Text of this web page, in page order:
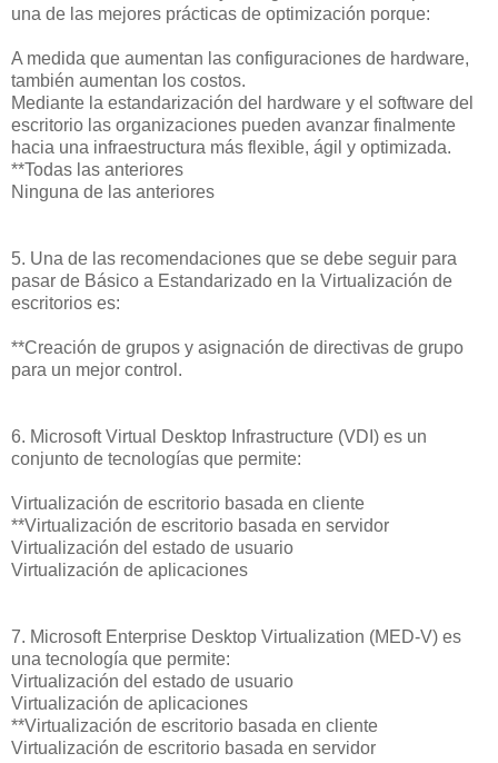
una de las mejores prácticas de optimización porque:
A medida que aumentan las configuraciones de hardware,
también aumentan los costos.
Mediante la estandarización del hardware y el software del
escritorio las organizaciones pueden avanzar finalmente
hacia una infraestructura más flexible, ágil y optimizada.
**Todas las anteriores
Ninguna de las anteriores
5. Una de las recomendaciones que se debe seguir para
pasar de Básico a Estandarizado en la Virtualización de
escritorios es:
**Creación de grupos y asignación de directivas de grupo
para un mejor control.
6. Microsoft Virtual Desktop Infrastructure (VDI) es un
conjunto de tecnologías que permite:
Virtualización de escritorio basada en cliente
**Virtualización de escritorio basada en servidor
Virtualización del estado de usuario
Virtualización de aplicaciones
7. Microsoft Enterprise Desktop Virtualization (MED-V) es
una tecnología que permite:
Virtualización del estado de usuario
Virtualización de aplicaciones
**Virtualización de escritorio basada en cliente
Virtualización de escritorio basada en servidor